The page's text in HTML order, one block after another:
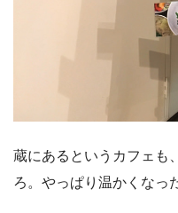
蔵にあるというカフェも
ろ。やっぱり温かくなっ